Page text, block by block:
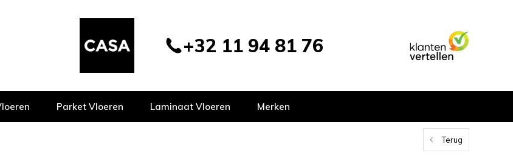
+32 11 94 81 76
Parket Vloeren Laminaat Vloeren Merken
Terug